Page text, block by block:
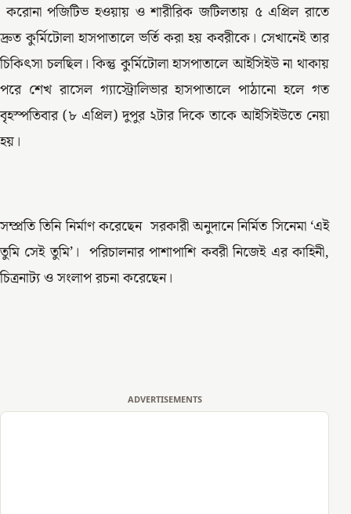
করোনা পজিটিভ হওয়ায় ও শারীরিক জটিলতায় ৫ এপ্রিল রাতে
দ্রুত কুর্মিটোলা হাসপাতালে ভর্তি করা হয় কবরীকে। সেখানেই তার
চিকিৎসা চলছিল। কিন্তু কুর্মিটোলা হাসপাতালে আইসিইউ না থাকায়
পরে শেখ রাসেল গ্যাস্ট্রোলিভার হাসপাতালে পাঠানো হলে গত
বৃহস্পতিবার (৮ এপ্রিল) দুপুর ২টার দিকে তাকে আইসিইউতে নেয়া
হয়।
সম্প্রতি তিনি নির্মাণ করেছেন সরকারী অনুদানে নির্মিত সিনেমা ‘এই
তুমি সেই তুমি’। পরিচালনার পাশাপাশি কবরী নিজেই এর কাহিনী,
চিত্রনাট্য ও সংলাপ রচনা করেছেন।
ADVERTISEMENTS